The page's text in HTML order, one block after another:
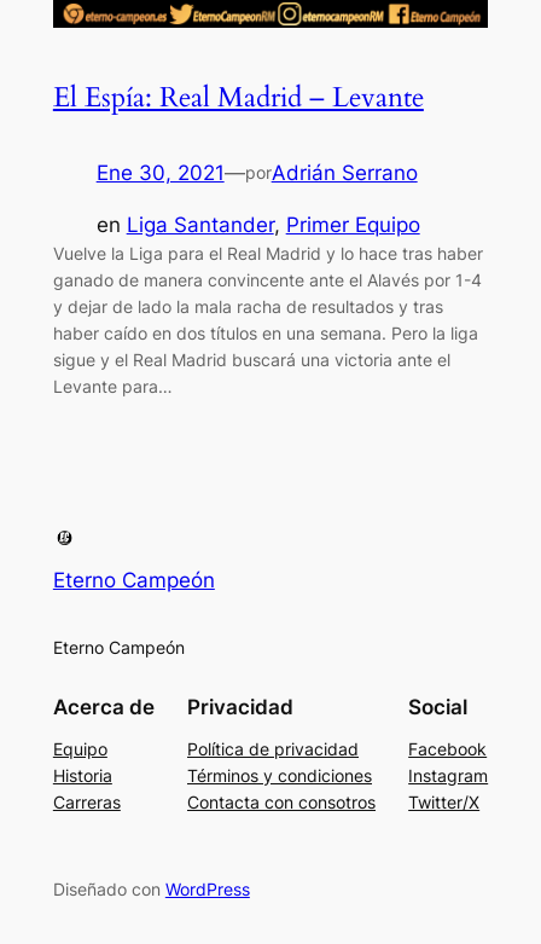
El Espía: Real Madrid – Levante
Ene 30, 2021—porAdrián Serrano
en Liga Santander, Primer Equipo
Vuelve la Liga para el Real Madrid y lo hace tras haber
ganado de manera convincente ante el Alavés por 1-4
y dejar de lado la mala racha de resultados y tras
haber caído en dos títulos en una semana. Pero la liga
sigue y el Real Madrid buscará una victoria ante el
Levante para…
Eterno Campeón
Eterno Campeón
Acerca de
Equipo
Historia
Carreras
Privacidad
Política de privacidad
Términos y condiciones
Contacta con consotros
Social
Facebook
Instagram
Twitter/X
Diseñado con WordPress